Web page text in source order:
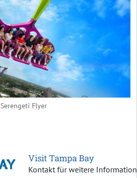
Serengeti Flyer
Visit Tampa Bay
Kontakt für weitere